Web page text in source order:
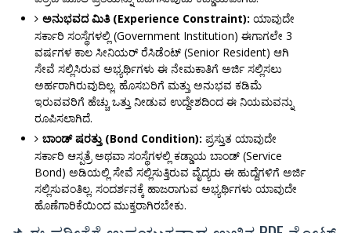
ಅನುಭವದ ಮಿತಿ (Experience Constraint): ಯಾವುದೇ
ಸರ್ಕಾರಿ ಸಂಸ್ಥೆಗಳಲ್ಲಿ (Government Institution) ಈಗಾಗಲೇ 3
ವರ್ಷಗಳ ಕಾಲ ಸೀನಿಯರ್ ರೆಸಿಡೆಂಟ್ (Senior Resident) ಆಗಿ
ಸೇವೆ ಸಲ್ಲಿಸಿರುವ ಅಭ್ಯರ್ಥಿಗಳು ಈ ನೇಮಕಾತಿಗೆ ಅರ್ಜಿ ಸಲ್ಲಿಸಲು
ಅರ್ಹರಾಗಿರುವುದಿಲ್ಲ. ಹೊಸಬರಿಗೆ ಮತ್ತು ಅನುಭವ ಕಡಿಮೆ
ಇರುವವರಿಗೆ ಹೆಚ್ಚು ಒತ್ತು ನೀಡುವ ಉದ್ದೇಶದಿಂದ ಈ ನಿಯಮವನ್ನು
ರೂಪಿಸಲಾಗಿದೆ.
ಬಾಂಡ್ ಷರತ್ತು (Bond Condition): ಪ್ರಸ್ತುತ ಯಾವುದೇ
ಸರ್ಕಾರಿ ಆಸ್ಪತ್ರೆ ಅಥವಾ ಸಂಸ್ಥೆಗಳಲ್ಲಿ ಕಡ್ಡಾಯ ಬಾಂಡ್ (Service
Bond) ಅಡಿಯಲ್ಲಿ ಸೇವೆ ಸಲ್ಲಿಸುತ್ತಿರುವ ವೈದ್ಯರು ಈ ಹುದ್ದೆಗಳಿಗೆ ಅರ್ಜಿ
ಸಲ್ಲಿಸುವಂತಿಲ್ಲ. ಸಂದರ್ಶನಕ್ಕೆ ಹಾಜರಾಗುವ ಅಭ್ಯರ್ಥಿಗಳು ಯಾವುದೇ
ಹೊಣೆಗಾರಿಕೆಯಿಂದ ಮುಕ್ತರಾಗಿರಬೇಕು.